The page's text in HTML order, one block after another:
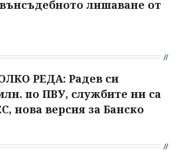
лишаване от
РЕДА: Радев си
по ПВУ, службите ни са
нова версия за Банско